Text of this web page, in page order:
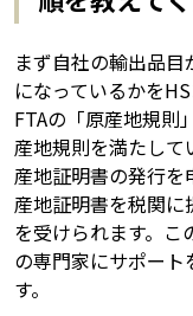
まず自社の輸出品
になっているかを
FTAの「原産地規則
産地規則を満たし
産地証明書の発行を
産地証明書を税関に
を受けられます。
の専門家にサポー
す。